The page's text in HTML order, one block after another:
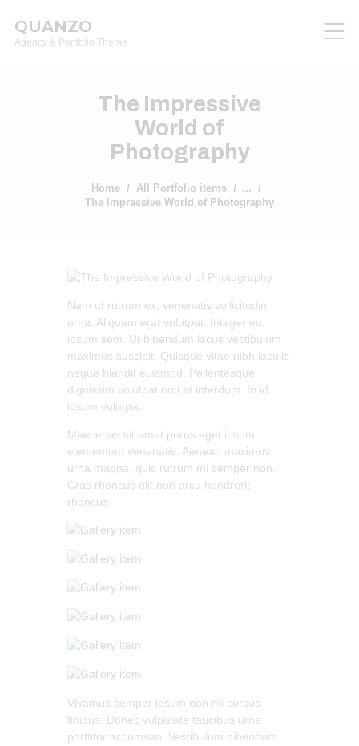
QUANZO
Agency & Portfolio Theme
The Impressive
World of
Photography
Home All Portfolio items
...
The Impressive World of Photography
Nam ut rutrum ex, venenatis sollicitudin
urna. Aliquam erat volutpat. Integer eu
ipsum sem. Ut bibendum lacus vestibulum
maximus suscipit. Quisque vitae nibh iaculis
neque blandit euismod. Pellentesque
dignissim volutpat orci at interdum. In id
ipsum volutpat.
Maecenas sit amet purus eget ipsum
elementum venenatis. Aenean maximus
urna magna, quis rutrum mi semper non.
Cras rhoncus elit non arcu hendrerit
rhoncus.
Vivamus semper ipsum non mi cursus
finibus. Donec vulputate faucibus urna
porttitor accumsan. Vestibulum bibendum